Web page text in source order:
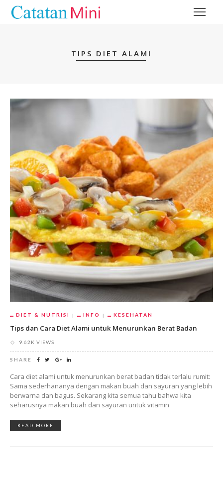
TIPS DIET ALAMI
DIET & NUTRISI INFO KESEHATAN
Tips dan Cara Diet Alami untuk Menurunkan Berat Badan
9.62K VIEWS
SHARE
Cara diet alami untuk menurunkan berat badan tidak terlalu rumit:
Sama sederhananya dengan makan buah dan sayuran yang lebih
berwarna dan bagus. Sekarang kita semua tahu bahwa kita
seharusnya makan buah dan sayuran untuk vitamin
READ MORE